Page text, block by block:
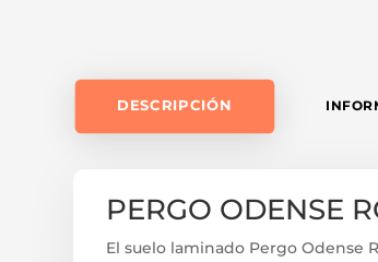
DESCRIPCIÓN
PERGO ODENSE
El suelo laminado Pergo Odense